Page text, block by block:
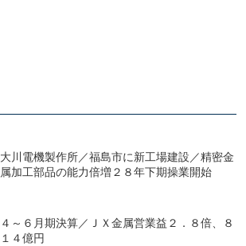
大川電機製作所／福島市に新工場建設／精密金
属加工部品の能力倍増２８年下期操業開始
４～６月期決算／ＪＸ金属営業益２．８倍、８
１４億円